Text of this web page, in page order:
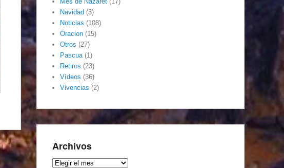
Navidad (3)
Noticias (108)
Oracion (15)
Otros (27)
Pascua(1)
Retiros (23)
Vídeos (36)
Vivencias (2)
Archivos
Archivos